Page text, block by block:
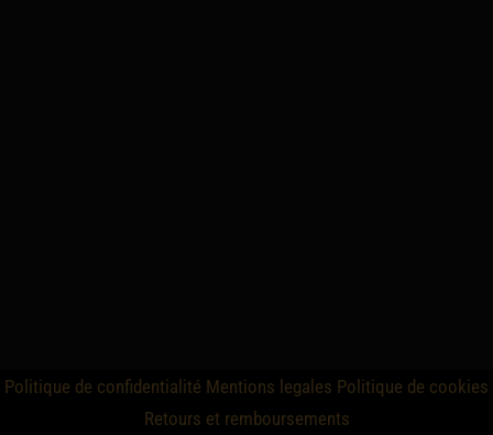
Politique de confidentialité Mentions legales Politique de cookies
Retours et remboursements